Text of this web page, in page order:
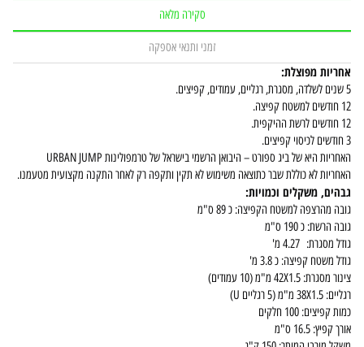
סקירה מלאה
זמני ותנאי אספקה
אחריות מפוצלת:
5 שנים לשלדה, מסגרת, רגליים, עמודים, קפיצים.
12 חודשים למשטח קפיצה.
12 חודשים לרשת ההיקפית.
3 חודשים לכיסוי קפיצים.
האחריות היא של ביג ספורט – היבואן הרשמי בישראל של טרמפולינות URBAN JUMP
האחריות לא כוללת שבר כתוצאה משימוש לא תקין ותקפה רק לאחר התקנה מקצועית מטעמנו.
גבהים, משקלים וכמויות:
גובה מהרצפה למשטח הקפיצה: כ 89 ס"מ
גובה הרשת: כ 190 ס"מ
גודל מסגרת: 4.27 מ'
גודל משטח קפיצה: כ 3.8 מ'
צינור מסגרת: 42X1.5 מ"מ (10 עמודים)
רגליים: 38X1.5 מ"מ (5 רגליים U)
כמות קפיצים: 100 חלקים
אורך קפיץ: 16.5 ס"מ